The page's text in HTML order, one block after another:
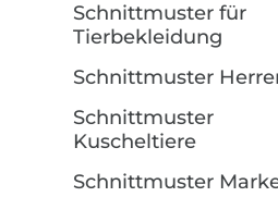
Schnittmuster für
Tierbekleidung
Schnittmuster
Schnittmuster
Kuscheltiere
Schnittmuster